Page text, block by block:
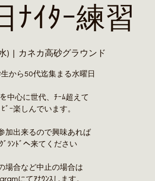
ﾅｲﾀｰ練習
)
  |
カネカ高砂グラウンド
から50代迄集まる水曜日
中心に世代、ﾁｰﾑ超えて
ﾋﾞｰ楽しんでいます。
加出来るので興味あれば
ﾞﾗﾝﾄﾞへ来てください
場合など中止の場合は
にてｱﾅｳﾝｽします。